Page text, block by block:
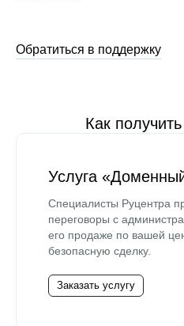
Обратиться в поддержку
Как
Услуга
Специалисты Руцентра
переговоры с
его продаже по вашей
безопасную сделку.
Заказать услугу